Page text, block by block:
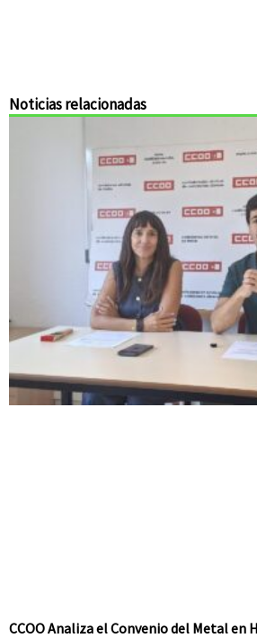
Noticias relacionadas
CCOO Analiza el Convenio del Metal en